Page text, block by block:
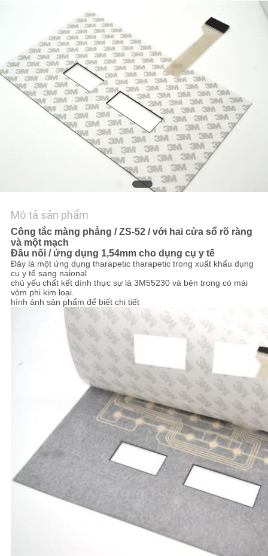
CHÚNG
TÔI
YÊU
ĐỒ
TRANG
WEB
CHÍNH
MẬT
Mô tả sản phẩm
Công tắc màng phẳng / ZS-52 / với hai cửa sổ rõ ràng
và một mạch
Đầu nối / ứng dụng 1,54mm cho dụng cụ y tế
Đây là một ứng dụng tharapetic tharapetic trong xuất khẩu dụng
cụ y tế sang naional
chủ yếu chất kết dính thực sự là 3M55230 và bên trong có mái
vòm phi kim loại.
hình ảnh sản phẩm để biết chi tiết